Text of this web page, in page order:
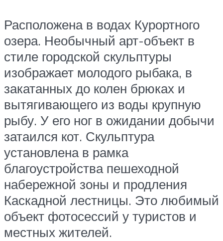
Расположена в водах Курортного
озера. Необычный арт-объект в
стиле городской скульптуры
изображает молодого рыбака, в
закатанных до колен брюках и
вытягивающего из воды крупную
рыбу. У его ног в ожидании добычи
затаился кот. Скульптура
установлена в рамка
благоустройства пешеходной
набережной зоны и продления
Каскадной лестницы. Это любимый
объект фотосессий у туристов и
местных жителей.